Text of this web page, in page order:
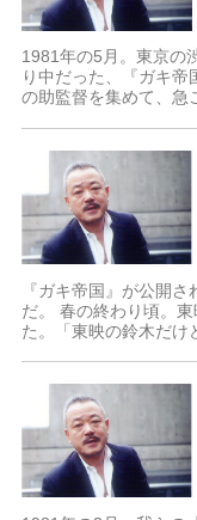
1981年の5月。東京の
り中だった、『ガキ
の助監督を集めて、急
『ガキ帝国』が公開
だ。 春の終わり頃。
た。「東映の鈴木だけ